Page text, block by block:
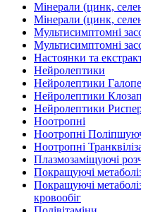
Мінерали (цинк,
Мінерали (цинк,
Мультисимптомні
Мультисимптомні
Настоянки та
Нейролептики
Нейролептики
Нейролептики
Нейролептики
Ноотропні
Ноотропні
Ноотропні
Плазмозаміщуючі
Покращуючі
Покращуючі
кровообіг